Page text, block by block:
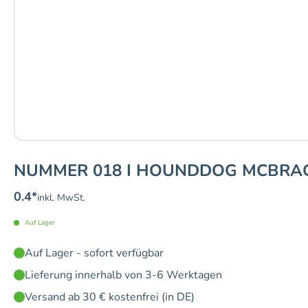
NUMMER 018 I HOUNDDOG
0.4*inkl. MwSt.
Auf Lager
Auf Lager - sofort verfügbar
Lieferung innerhalb von 3-6 Werktagen
Versand ab 30 € kostenfrei (in DE)